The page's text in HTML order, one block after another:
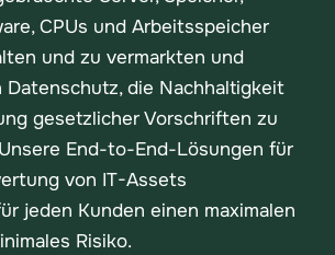
CPUs und Arbeitsspeicher
und zu vermarkten und
die Nachhaltigkeit
gesetzlicher Vorschriften zu
End-to-End-Lösungen für
von IT-Assets
jeden Kunden einen maximalen
Risiko.